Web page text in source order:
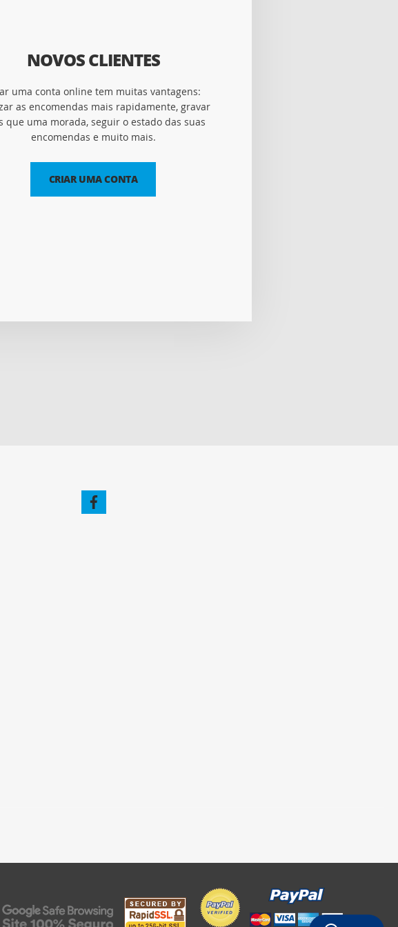
NOVOS CLIENTES
uma conta online tem muitas vantagens:
as encomendas mais rapidamente, gravar
que uma morada, seguir o estado das suas
encomendas e muito mais.
CRIAR UMA CONTA